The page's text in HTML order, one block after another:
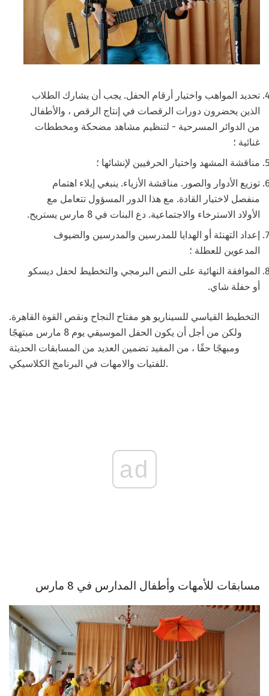
تحديد المواهب واختيار أرقام الحفل. يجب أن يشارك الطلاب
الذين يحضرون دورات الرقصات في إنتاج الرقص ، والأطفال
من الدوائر المسرحية - لتنظيم مشاهد مضحكة ومخططات
غنائية ؛
مناقشة المشهد واختيار الحرفيين لإنشائها ؛
توزيع الأدوار والصور. مناقشة الأزياء. ينبغي إيلاء اهتمام
منفصل لاختيار القادة. مع هذا الدور المسؤول تتعامل مع
الأولاد الاسترخاء والاجتماعية. دع البنات في 8 مارس يستريح.
إعداد التهنئة أو الهدايا للمدرسين والمدرسين والضيوف
المدعوين للعطلة ؛
الموافقة النهائية على النص البرمجي والتخطيط لحفل ديسكو
أو حفلة شاي.
التخطيط القياسي للسيناريو هو مفتاح النجاح ونقص القوة القاهرة.
ولكن من أجل أن يكون الحفل الموسيقي يوم 8 مارس مبتهجًا
ومبهجًا حقًا ، من المفيد تضمين العديد من المسابقات الحديثة
للفتيات والامهات في البرنامج الكلاسيكي.
ad
مسابقات للأمهات وأطفال المدارس في 8 مارس